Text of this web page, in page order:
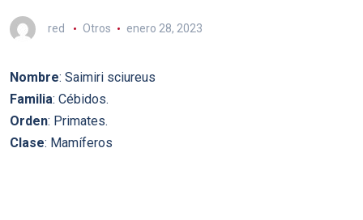
red Otros enero 28, 2023
Nombre: Saimiri sciureus
Familia: Cébidos.
Orden: Primates.
Clase: Mamíferos